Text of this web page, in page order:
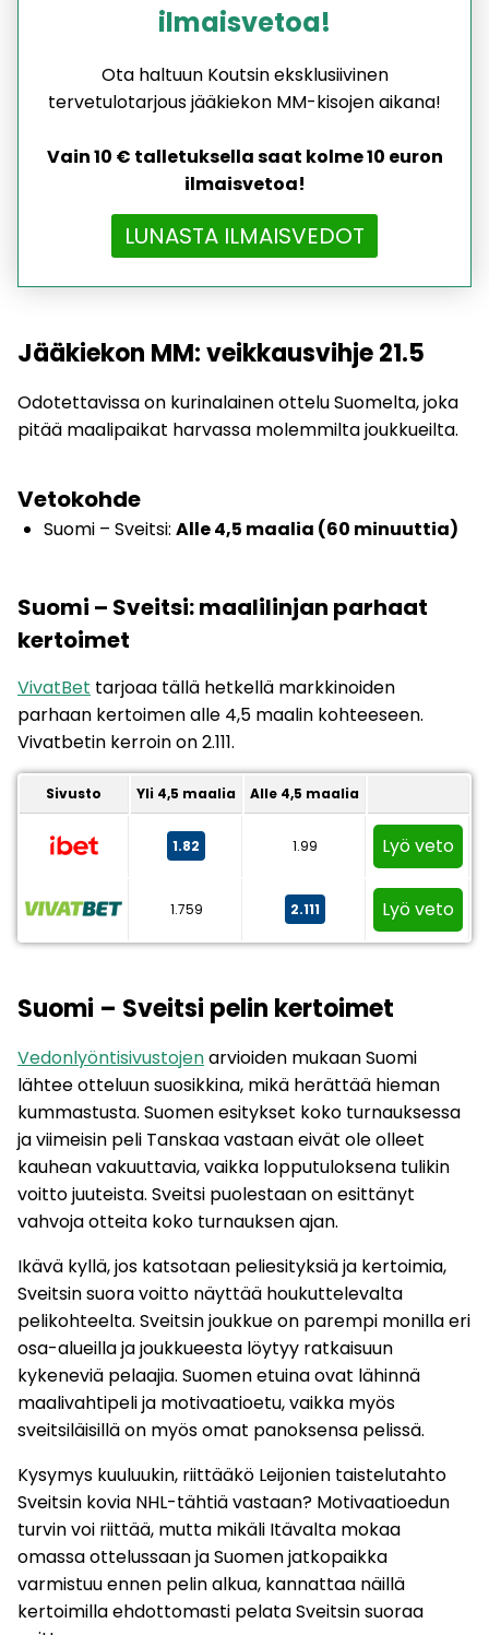
ilmaisvetoa!
Ota haltuun Koutsin eksklusiivinen
tervetulotarjous jääkiekon MM-kisojen aikana!
Vain 10 € talletuksella saat kolme 10 euron
ilmaisvetoa!
LUNASTA ILMAISVEDOT
Jääkiekon MM: veikkausvihje 21.5
Odotettavissa on kurinalainen ottelu Suomelta, joka
pitää maalipaikat harvassa molemmilta joukkueilta.
Vetokohde
Suomi – Sveitsi: Alle 4,5 maalia (60 minuuttia)
Suomi – Sveitsi: maalilinjan parhaat
kertoimet
VivatBet tarjoaa tällä hetkellä markkinoiden
parhaan kertoimen alle 4,5 maalin kohteeseen.
Vivatbetin kerroin on 2.111.
Sivusto Yli 4,5 maalia Alle 4,5 maalia
1.82 1.99 Lyö veto
1.759 2.111 Lyö veto
Suomi – Sveitsi pelin kertoimet
Vedonlyöntisivustojenarvioiden mukaan Suomi
lähtee otteluun suosikkina, mikä herättää hieman
kummastusta. Suomen esitykset koko turnauksessa
ja viimeisin peli Tanskaa vastaan eivät ole olleet
kauhean vakuuttavia, vaikka lopputuloksena tulikin
voitto juuteista. Sveitsi puolestaan on esittänyt
vahvoja otteita koko turnauksen ajan.
Ikävä kyllä, jos katsotaan peliesityksiä ja kertoimia,
Sveitsin suora voitto näyttää houkuttelevalta
pelikohteelta. Sveitsin joukkue on parempi monilla eri
osa-alueilla ja joukkueesta löytyy ratkaisuun
kykeneviä pelaajia. Suomen etuina ovat lähinnä
maalivahtipeli ja motivaatioetu, vaikka myös
sveitsiläisillä on myös omat panoksensa pelissä.
Kysymys kuuluukin, riittääkö Leijonien taistelutahto
Sveitsin kovia NHL-tähtiä vastaan? Motivaatioedun
turvin voi riittää, mutta mikäli Itävalta mokaa
omassa ottelussaan ja Suomen jatkopaikka
varmistuu ennen pelin alkua, kannattaa näillä
kertoimilla ehdottomasti pelata Sveitsin suoraa